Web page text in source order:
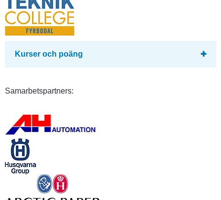
Kurser och poäng
Samarbetspartners: